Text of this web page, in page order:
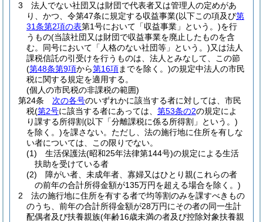
3
法人でない社団又は財団で代表者又は管理人の定めがあ
り、かつ、令第47条に規定する収益事業(以下この項及び第
31条第2項の表第1号において「収益事業」という。)を行
うもの(当該社団又は財団で収益事業を廃止したものを含
む。同号において「人格のない社団等」という。)又は法人
課税信託の引受けを行うものは、法人とみなして、この節
(第48条第9項から第16項までを除く。)の規定中法人の市民
税に関する規定を適用する。
(個人の市民税の非課税の範囲)
第24条
次の各号のいずれかに該当する者に対しては、市民
税(第2号に該当する者にあっては、 第53条の2の規定によ
り課する所得割(以下「分離課税に係る所得割」という。)
を除く。)を課さない。 ただし、法の施行地に住所を有しな
い者については、この限りでない。
(1)
生活保護法(昭和25年法律第144号)の規定による生活
扶助を受けている者
(2)
障がい者、未成年者、寡婦又はひとり親(これらの者
の前年の合計所得金額が135万円を超える場合を除く。)
2
法の施行地に住所を有する者で均等割のみを課すべきもの
のうち、前年の合計所得金額が28万円にその者の同一生計
配偶者及び扶養親族(年齢16歳未満の者及び控除対象扶養親